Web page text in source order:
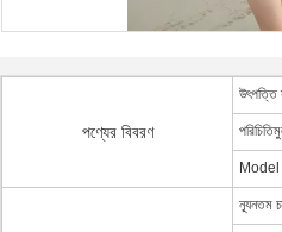
পণ্যের বিবরণ
উৎপত্তি
ন্যূনতম